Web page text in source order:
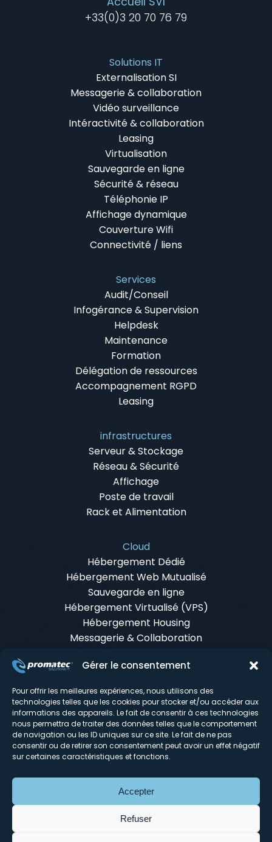
Gérer le consentement
Pour offrir les meilleures expériences, nous utilisons des
technologies telles que les cookies pour stocker et/ou accéder aux
informations des appareils. Le fait de consentir à ces technologies
nous permettra de traiter des données telles que le comportement
de navigation ou les ID uniques sur ce site. Le fait de ne pas
consentir ou de retirer son consentement peut avoir un effet négatif
sur certaines caractéristiques et fonctions.
Accepter
Refuser
+33(0)3 20 70 76 79
Solutions IT
Externalisation SI
Messagerie & collaboration
Vidéo surveillance
Intéractivité & collaboration
Leasing
Virtualisation
Sauvegarde en ligne
Sécurité & réseau
Téléphonie IP
Affichage dynamique
Couverture Wifi
Connectivité / liens
Services
Audit/Conseil
Infogérance & Supervision
Helpdesk
Maintenance
Formation
Délégation de ressources
Accompagnement RGPD
Leasing
infrastructures
Serveur & Stockage
Réseau & Sécurité
Affichage
Poste de travail
Rack et Alimentation
Cloud
Hébergement Dédié
Hébergement Web Mutualisé
Sauvegarde en ligne
Hébergement Virtualisé (VPS)
Hébergement Housing
Messagerie & Collaboration
Monitoring & infogérance
Mentions légales
© Promatec 2026
Réalisation du site :Agence Web Lille Promatec
Digital
Découvrez notre Store :
MailSecure
Signaler un abus